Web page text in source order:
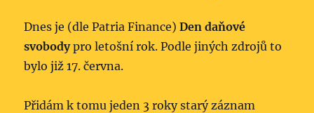
Dnes je (dle Patria Finance)Den daňové
svobodypro letošní rok. Podle jiných zdrojů to
bylo již 17. června.
Přidám k tomu jeden 3 roky starý záznam